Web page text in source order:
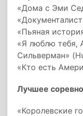
«Дома с Эми
«Пьяная
«Я люблю тебя,
Сильверман»
«Кто есть
Лучшее
«Королевские